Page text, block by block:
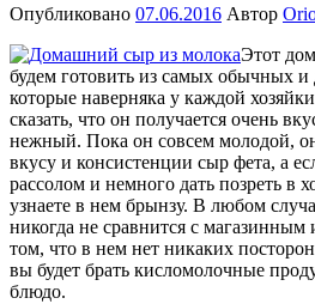
Опубликовано 07.06.2016 Автор
Этот
будем готовить из самых обычных
которые наверняка у каждой
сказать, что он получается очень
нежный. Пока он совсем молодой,
вкусу и консистенции сыр фета, а
рассолом и немного дать позреть в
узнаете в нем брынзу. В любом
никогда не сравнится с магазинным
том, что в нем нет никаких
вы будет брать кисломолочные
блюдо.